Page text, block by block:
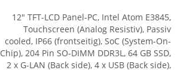
12" TFT-LCD Panel-PC, Intel Atom E3845,
Touchscreen (Analog Resistiv), Passiv
cooled, IP66 (frontseitig), SoC (System-On-
Chip), 204 Pin SO-DIMM DDR3L, 64 GB SSD,
2 x G-LAN (Back side), 4 x USB (Back side),